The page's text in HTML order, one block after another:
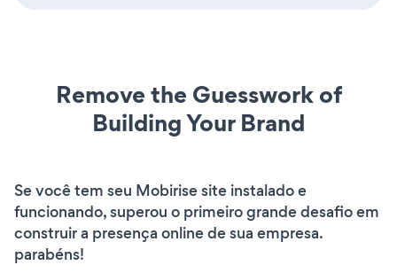
Remove the Guesswork of
Building Your Brand
Se você tem seu Mobirise site instalado e
funcionando, superou o primeiro grande desafio em
construir a presença online de sua empresa.
parabéns!